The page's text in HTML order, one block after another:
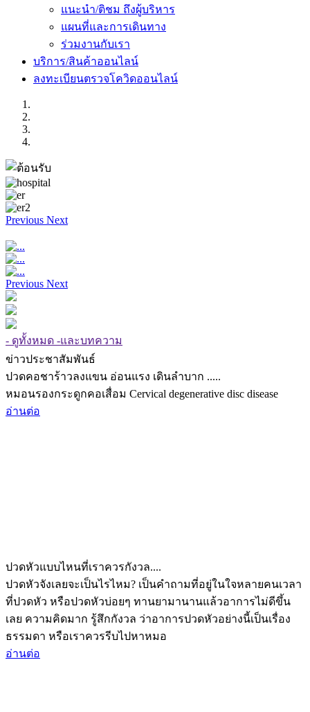
แนะนำ/ติชม ถึงผู้บริหาร
แผนที่และการเดินทาง
ร่วมงานกับเรา
บริการ/สินค้าออนไลน์
ลงทะเบียนตรวจโควิดออนไลน์
Previous Next
Previous Next
- ดูทั้งหมด -และบทความ
ข่าวประชาสัมพันธ์
ปวดคอชาร้าวลงแขน อ่อนแรง เดินลำบาก .....
หมอนรองกระดูกคอเสื่อม Cervical degenerative disc disease
อ่านต่อ
ปวดหัวแบบไหนที่เราควรกังวล....
ปวดหัวจังเลยจะเป็นไรไหม? เป็นคำถามที่อยู่ในใจหลายคนเวลา
ที่ปวดหัว หรือปวดหัวบ่อยๆ ทานยามานานแล้วอาการไม่ดีขึ้น
เลย ความคิดมาก รู้สึกกังวล ว่าอาการปวดหัวอย่างนี้เป็นเรื่อง
ธรรมดา หรือเราควรรีบไปหาหมอ
อ่านต่อ